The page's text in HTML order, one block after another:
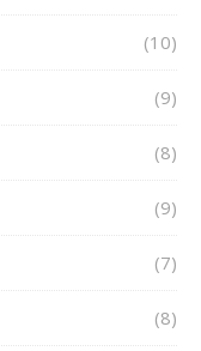
(10)
(9)
(8)
(9)
(7)
(8)